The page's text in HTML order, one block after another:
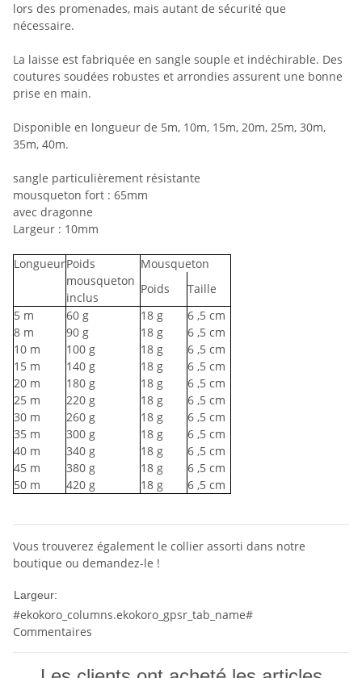
lors des promenades, mais autant de sécurité que
nécessaire.
La laisse est fabriquée en sangle souple et indéchirable. Des
coutures soudées robustes et arrondies assurent une bonne
prise en main.
Disponible en longueur de 5m, 10m, 15m, 20m, 25m, 30m,
35m, 40m.
sangle particulièrement résistante
mousqueton fort : 65mm
avec dragonne
Largeur : 10mm
LongueurPoids
Mousqueton
mousqueton
inclus
Poids
Taille
5 m 60 g 18 g 6 ,5 cm
8 m 90 g 18 g 6 ,5 cm
10 m 100 g 18 g 6 ,5 cm
15 m 140 g 18 g 6 ,5 cm
20 m 180 g 18 g 6 ,5 cm
25 m 220 g 18 g 6 ,5 cm
30 m 260 g 18 g 6 ,5 cm
35 m 300 g 18 g 6 ,5 cm
40 m 340 g 18 g 6 ,5 cm
45 m 380 g 18 g 6 ,5 cm
50 m 420 g 18 g 6 ,5 cm
Vous trouverez également le collier assorti dans notre
boutique ou demandez-le !
Largeur:
#ekokoro_columns.ekokoro_gpsr_tab_name#
Commentaires